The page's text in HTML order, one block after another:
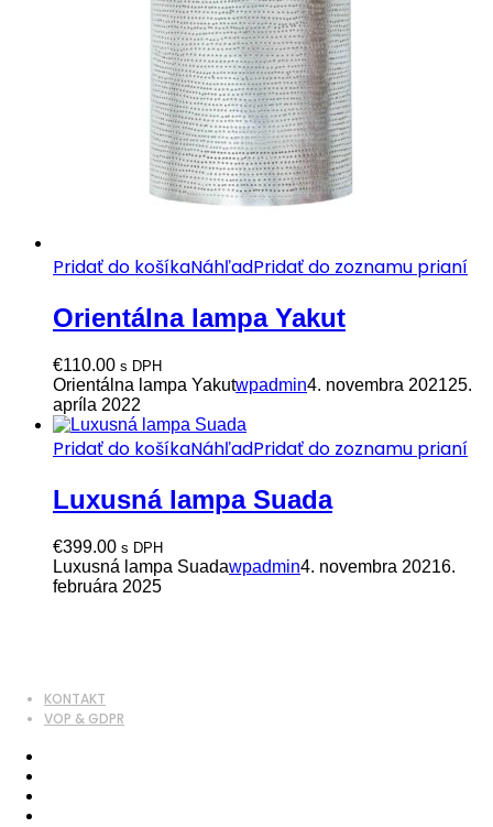
Pridať do košíkaNáhľadPridať do zoznamu prianí
Orientálna lampa Yakut
€110.00 s DPH
Orientálna lampa Yakutwpadmin4. novembra 202125.
apríla 2022
Pridať do košíkaNáhľadPridať do zoznamu prianí
Luxusná lampa Suada
€399.00 s DPH
Luxusná lampa Suadawpadmin4. novembra 20216.
februára 2025
KONTAKT
VOP & GDPR